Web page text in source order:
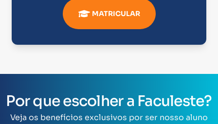
MATRICULAR
Por que escolher a Faculeste?
Veja os benefícios exclusivos por ser nosso aluno